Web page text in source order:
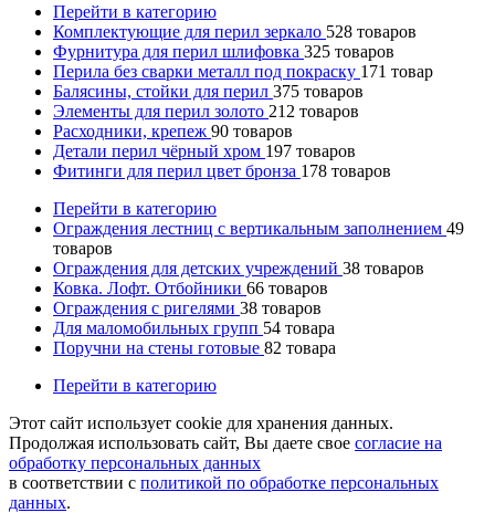
Перейти в категорию
Комплектующие для перил зеркало 528 товаров
Фурнитура для перил шлифовка 325 товаров
Перила без сварки металл под покраску 171 товар
Балясины, стойки для перил 375 товаров
Элементы для перил золото 212 товаров
Расходники, крепеж 90 товаров
Детали перил чёрный хром 197 товаров
Фитинги для перил цвет бронза 178 товаров
Перейти в категорию
Ограждения лестниц с вертикальным заполнением 49
товаров
Ограждения для детских учреждений 38 товаров
Ковка. Лофт. Отбойники 66 товаров
Ограждения с ригелями 38 товаров
Для маломобильных групп 54 товара
Поручни на стены готовые 82 товара
Перейти в категорию
Этот сайт использует cookie для хранения данных.
Продолжая использовать сайт, Вы даете свое согласие на
обработку персональных данных
в соответствии с политикой по обработке персональных
данных.